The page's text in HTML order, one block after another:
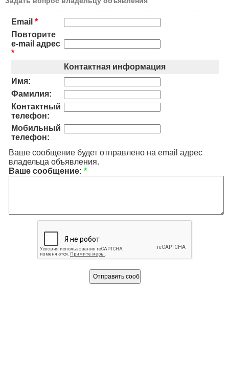
Email *
Повторите
e-mail адрес
*
Контактная информация
Имя:
Фамилия:
Контактный
телефон:
Мобильный
телефон:
Ваше сообщение будет отправлено на email адрес
владельца объявления.
Ваше сообщение: *